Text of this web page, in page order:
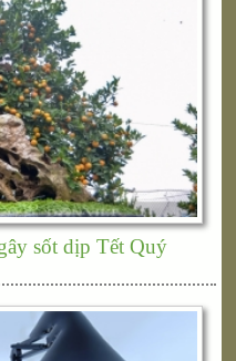
sốt dịp Tết Quý